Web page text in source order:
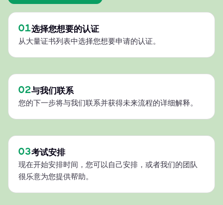
01选择您想要的认证
从大量证书列表中选择您想要申请的认证。
02与我们联系
您的下一步将与我们联系并获得未来流程的详细解释。
03考试安排
现在开始安排时间，您可以自己安排，或者我们的团队
很乐意为您提供帮助。